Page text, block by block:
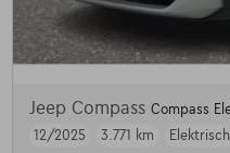
Jeep Compass Compass
12/2025
3.771 km Elektrisch